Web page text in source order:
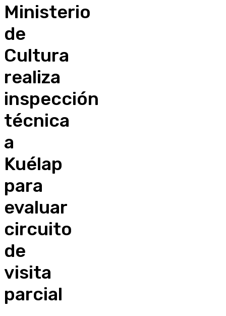
Ministerio
de
Cultura
realiza
inspección
técnica
a
Kuélap
para
evaluar
circuito
de
visita
parcial